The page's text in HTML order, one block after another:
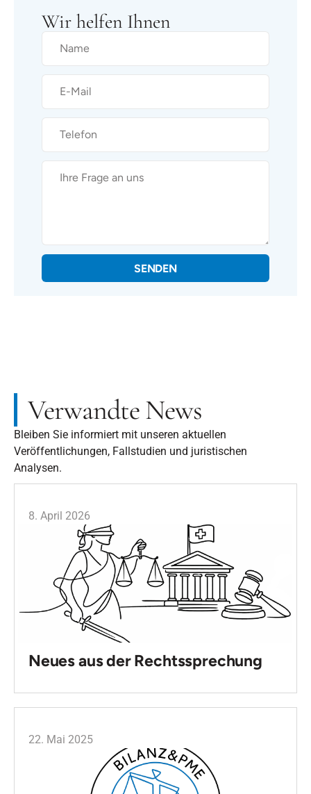
Wir helfen Ihnen
SENDEN
Verwandte News
Bleiben Sie informiert mit unseren aktuellen
Veröffentlichungen, Fallstudien und juristischen
Analysen.
8. April 2026
Neues aus der Rechtssprechung
22. Mai 2025